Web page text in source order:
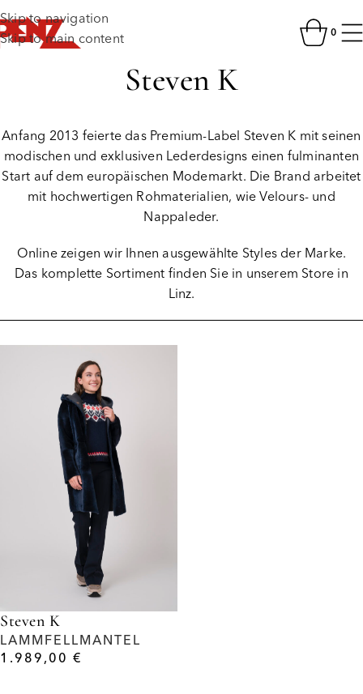
Skip to navigation
Skip to main content
0
Steven K
Anfang 2013 feierte das Premium-Label Steven K mit seinen
modischen und exklusiven Lederdesigns einen fulminanten
Start auf dem europäischen Modemarkt. Die Brand arbeitet
mit hochwertigen Rohmaterialien, wie Velours- und
Nappaleder.
Online zeigen wir Ihnen ausgewählte Styles der Marke.
Das komplette Sortiment finden Sie in unserem Store in
Linz.
Steven K
LAMMFELLMANTEL
1.989,00 €